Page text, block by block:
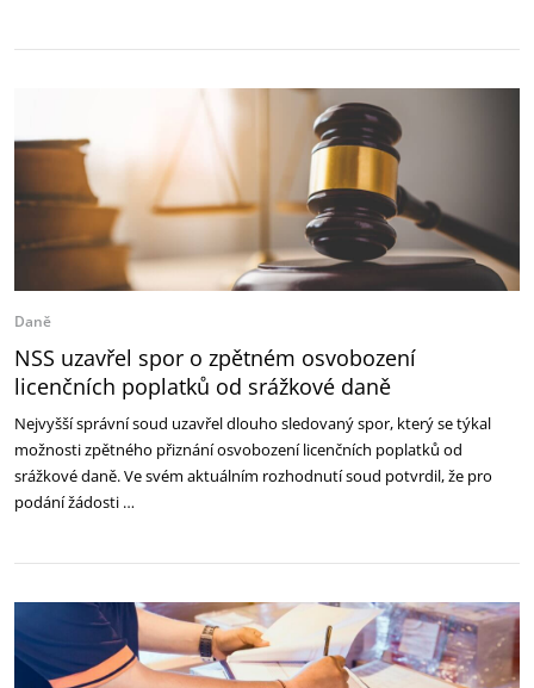
Daně
NSS uzavřel spor o zpětném osvobození
licenčních poplatků od srážkové daně
Nejvyšší správní soud uzavřel dlouho sledovaný spor, který se týkal
možnosti zpětného přiznání osvobození licenčních poplatků od
srážkové daně. Ve svém aktuálním rozhodnutí soud potvrdil, že pro
podání žádosti …